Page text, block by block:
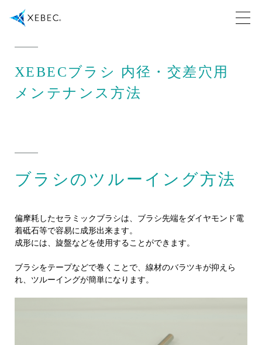
XEBECブラシ 内径・交差穴用
メンテナンス方法
ブラシのツルーイング方法
偏摩耗したセラミックブラシは、ブラシ先端をダイヤモンド電
着砥石等で容易に成形出来ます。
成形には、旋盤などを使用することができます。
ブラシをテープなどで巻くことで、線材のバラツキが抑えら
れ、ツルーイングが簡単になります。